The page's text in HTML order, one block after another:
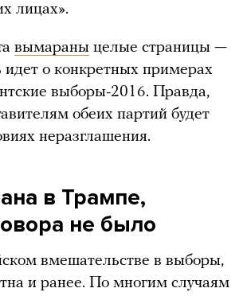
лицах».
вымараны целые страницы —
идет о конкретных примерах
выборы-2016. Правда,
обеих партий будет
неразглашения.
в Трампе,
не было
вмешательстве в выборы,
и ранее. По многим случаям